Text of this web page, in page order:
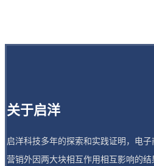
关于启洋
启洋科技多年的探索和实践证明，电
营销外因两大块相互作用相互影响的